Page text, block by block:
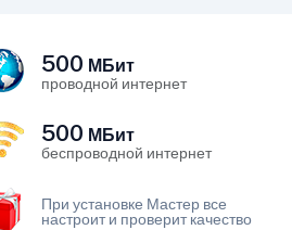
500 МБит
проводной интернет
500 МБит
беспроводной интернет
При установке Мастер все
настроит и проверит качество